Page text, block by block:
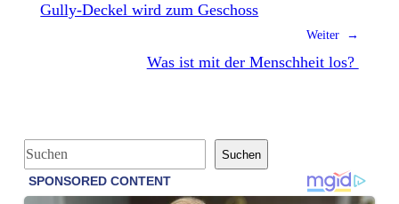
Gully-Deckel wird zum Geschoss
Weiter →
Was ist mit der Menschheit los?
S
u
Suchen